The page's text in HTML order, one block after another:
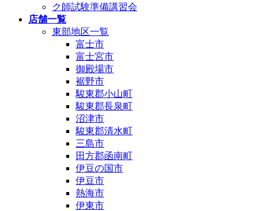
ク師試験準備講習会
店舗一覧
東部地区一覧
富士市
富士宮市
御殿場市
裾野市
駿東郡小山町
駿東郡長泉町
沼津市
駿東郡清水町
三島市
田方郡函南町
伊豆の国市
伊豆市
熱海市
伊東市